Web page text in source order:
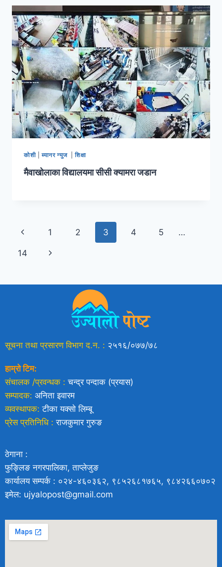
कोशी| ब्यानर न्युज |शिक्षा
मैवाखोलाका विद्यालयमा सीसी क्यामरा जडान
1 2 3 4 5 …
14
सूचना तथा प्रसारण विभाग द.न. : २५१६/०७७/७८
हाम्रो टिम:
संचालक /प्रवन्धक : चन्द्र पन्दाक (प्रयास)
सम्पादक: अनिता इवारम
व्यवस्थापक: टीका यक्साे लिम्बू
प्रेस प्रतिनिधि : राजकुमार गुरुङ
ठेगाना :
फुङ्लिङ नगरपालिका, ताप्लेजुङ
कार्यालय सम्पर्क : ०२४-४६०३६२, ९८५२६८१७६५, ९८४२६६०७०२
इमेल: ujyalopost@gmail.com